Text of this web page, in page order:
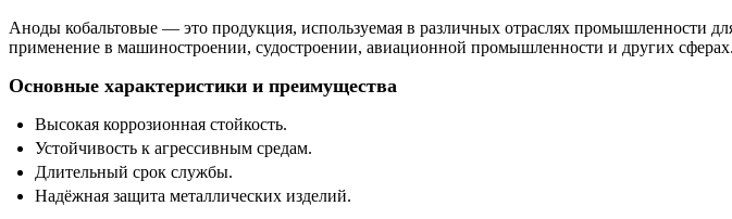
Аноды кобальтовые — это продукция, используемая в различных отраслях промышленности
применение в машиностроении, судостроении, авиационной промышленности и других сферах.
Основные характеристики и преимущества
Высокая коррозионная стойкость.
Устойчивость к агрессивным средам.
Длительный срок службы.
Надёжная защита металлических изделий.